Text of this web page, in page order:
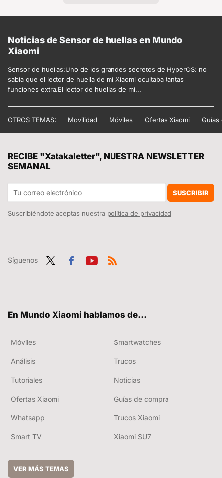
Noticias de Sensor de huellas en Mundo
Xiaomi
Sensor de huellas:Uno de los grandes secretos de HyperOS: no
sabía que el lector de huella de mi Xiaomi ocultaba tantas
funciones extra.El lector de huellas de mi...
OTROS TEMAS: Movilidad Móviles Ofertas Xiaomi Guías
RECIBE "Xatakaletter", NUESTRA NEWSLETTER
SEMANAL
SUSCRIBIR
Suscribiéndote aceptas nuestra política de privacidad
Síguenos
En Mundo Xiaomi hablamos de...
Móviles Smartwatches
Análisis Trucos
Tutoriales Noticias
Ofertas Xiaomi Guías de compra
Whatsapp Trucos Xiaomi
Smart TV Xiaomi SU7
VER MÁS TEMAS